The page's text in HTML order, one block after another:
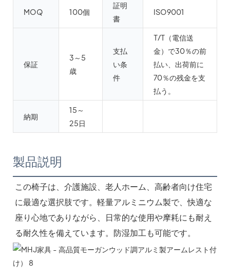
MOQ 100個
証明
書
ISO9001
保証
3～5
歳
支払
い条
件
T/T（電信送
金）で30％の前
払い、出荷前に
70％の残金を支
払う。
納期
15～
25日
製品説明
この椅子は、介護施設、老人ホーム、高齢者向け住宅
に最適な選択肢です。軽量アルミニウム製で、快適な
座り心地でありながら、日常的な使用や摩耗にも耐え
る耐久性を備えています。防湿加工も可能です。